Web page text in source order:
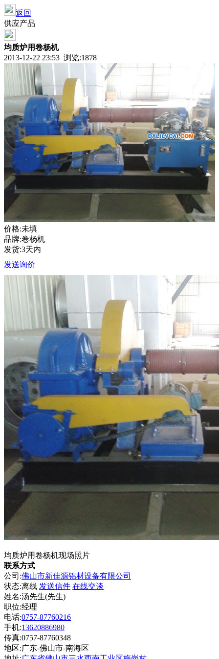
返回
供应产品
均质炉用卷杨机
2013-12-22 23:53 浏览:1878
价格:未填
品牌:卷杨机
发货:3天内
发送询价
均质炉用卷杨机现场照片
联系方式
公司:佛山市新佳源铝材设备有限公司
状态:离线 发送信件 在线交谈
姓名:汤先生(先生)
职位:经理
电话:0757-87760216
手机:13620886980
传真:0757-87760348
地区:广东-佛山市-南海区